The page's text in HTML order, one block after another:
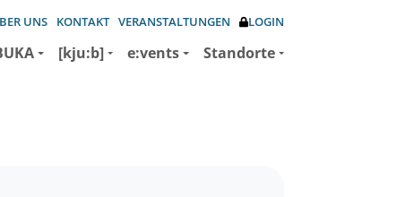
UNS KONTAKT VERANSTALTUNGEN LOGIN
[kju:b] e:vents Standorte